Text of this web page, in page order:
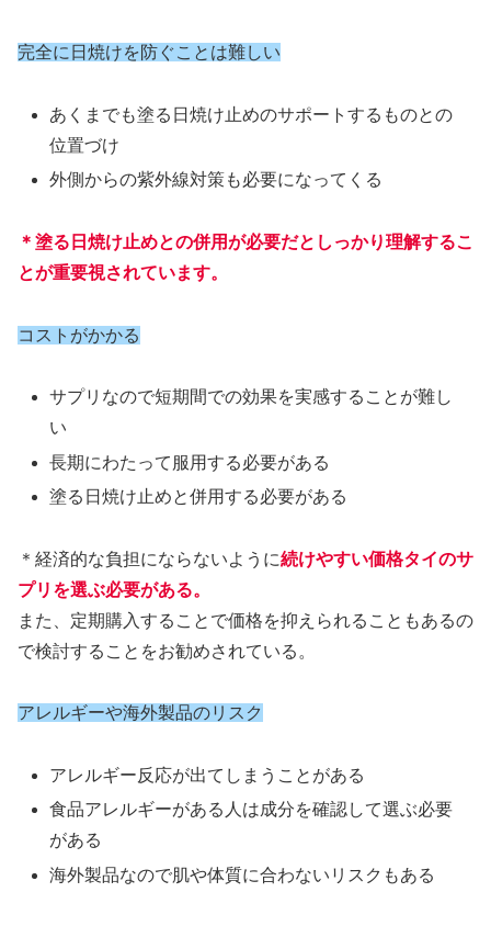
完全に日焼けを防ぐことは難しい
あくまでも塗る日焼け止めのサポートするものとの
位置づけ
外側からの紫外線対策も必要になってくる
＊塗る日焼け止めとの併用が必要だとしっかり理解するこ
とが重要視されています。
コストがかかる
サプリなので短期間での効果を実感することが難し
い
長期にわたって服用する必要がある
塗る日焼け止めと併用する必要がある
＊経済的な負担にならないように続けやすい価格タイのサ
プリを選ぶ必要がある。
また、定期購入することで価格を抑えられることもあるの
で検討することをお勧めされている。
アレルギーや海外製品のリスク
アレルギー反応が出てしまうことがある
食品アレルギーがある人は成分を確認して選ぶ必要
がある
海外製品なので肌や体質に合わないリスクもある